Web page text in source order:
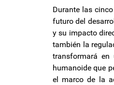
Durante las
futuro del
y su impacto
también la
transformará
humanoide que
el marco de la